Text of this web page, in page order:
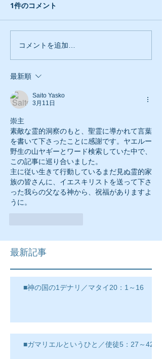
1件のコメント
コメントを追加…
最新順
Saito Yasko
3月11日
崇主
素敵な霊的洞察のもと、聖霊に導かれて言葉
を書いて下さったことに感謝です。ヤエルー
野生の山ヤギーとワード検索していた中で、
この記事に巡り合いました。
主に従い生きて行動しているまだ見ぬ霊的家
族の皆さんに、イエスキリストを送って下さ
った我らの父なる神から、祝福がありますよ
うに。
最新記事
■神の国の1デナリ／マタイ20：1～16
■ガマリエルというひと／使徒5：27～42